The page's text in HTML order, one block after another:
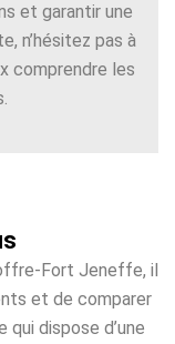
et garantir une
n’hésitez pas à
comprendre les
Fort Jeneffe, il
et de comparer
qui dispose d’une